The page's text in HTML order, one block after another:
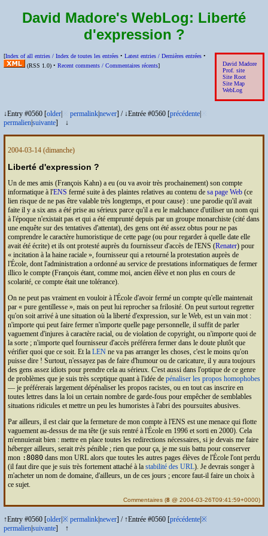
David Madore's WebLog: Liberté
d'expression ?
David Madore
Prof. site
Site Root
Site Map
WebLog
[Index of all entries / Index de toutes les entrées • Latest entries / Dernières entrées •
(RSS 1.0) • Recent comments / Commentaires récents]
↓Entry #0560 [older permalinknewer] / ↓Entrée #0560 [précédente
permaliensuivante] ↓
2004-03-14(dimanche)
Liberté d'expression ?
Un de mes amis (François Kahn) a eu (ou va avoir très prochainement) son compte
informatique à l'ENS fermé suite à des plaintes relatives au contenu de sa page Web(ce
lien risque de ne pas être valable très longtemps, et pour cause) : une parodie qu'il avait
faite il y a six ans a été prise au sérieux parce qu'il a eu le malchance d'utiliser un nom qui
à l'époque n'existait pas et qui a été emprunté depuis par un groupe monarchiste (cité dans
une enquête sur des tentatives d'attentat), des gens ont été assez obtus pour ne pas
comprendre le caractère humoristique de cette page (ou pour regarder à quelle date elle
avait été écrite) et ils ont protesté auprès du fournisseur d'accès de l'ENS (Renater) pour
incitation à la haine raciale
, fournisseur qui a retourné la protestation auprès de
l'École, dont l'administration a ordonné au service de prestations informatiques de fermer
illico le compte (François étant, comme moi, ancien élève et non plus en cours de
scolarité, ce compte était une tolérance).
On ne peut pas vraiment en vouloir à l'École d'avoir fermé un compte qu'elle maintenait
par « pure gentillesse », mais on peut lui reprocher sa frilosité. On peut surtout regretter
qu'on soit arrivé à une situation où la liberté d'expression, sur le Web, est un vain mot :
n'importe qui peut faire fermer n'importe quelle page personnelle, il suffit de parler
vaguement d'injures à caractère racial, ou de violation de copyright, ou n'importe quoi de
la sorte ; n'importe quel fournisseur d'accès préférera fermer dans le doute plutôt que
vérifier quoi que ce soit. Et la LENne va pas arranger les choses, c'est le moins qu'on
puisse dire ! Surtout, n'essayez pas de faire d'humour ou de caricature, il y aura toujours
des gens assez idiots pour prendre cela au sérieux. C'est aussi dans l'optique de ce genre
de problèmes que je suis très sceptique quant à l'idée de pénaliser les propos homophobes
— je préférerais largement dépénaliser les propos racistes, ou en tout cas inscrire en
toutes lettres dans la loi un certain nombre de garde-fous pour empêcher de semblables
situations ridicules et mettre un peu les humoristes à l'abri des poursuites abusives.
Par ailleurs, il est clair que la fermeture de mon compte à l'ENS est une menace qui flotte
vaguement au-dessus de ma tête (je suis rentré à l'École en 1996 et sorti en 2000). Cela
m'ennuierait bien : mettre en place toutes les redirections nécessaires, si je devais me faire
héberger ailleurs, serait trèspénible ; rien que pour ça, je me suis battu pour conserver
mon :8080dans mon URLalors que toutes les autres pages élèves de l'École l'ont perdu
(il faut dire que je suis très fortement attaché à la stabilité des URL). Je devrais songer à
m'acheter un nom de domaine, d'ailleurs, un de ces jours ; encore faut-il faire un choix à
ce sujet.
Commentaires (8 @ 2004-03-26T09:41:59+0000)
↑Entry #0560 [older※ permalinknewer] / ↑Entrée #0560 [précédente※
permaliensuivante] ↑